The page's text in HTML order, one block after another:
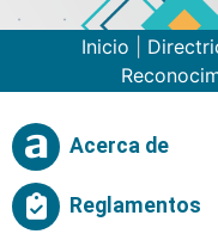
Inicio
Acerca de
Reglamentos